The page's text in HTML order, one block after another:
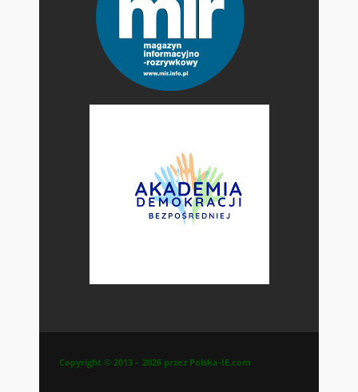
Copyright © 2013 – 2026 przez Polska-IE.com